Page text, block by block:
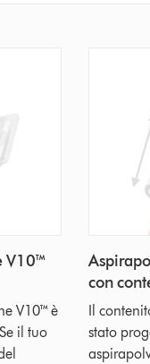
V10™
V10™ è
il tuo
con
Il
stato